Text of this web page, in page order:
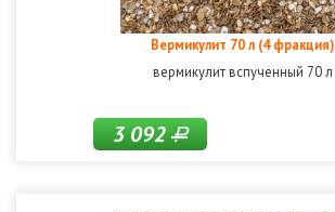
Вермикулит 70 л (4 фракция)
вермикулит вспученный 70 л
3 092Р